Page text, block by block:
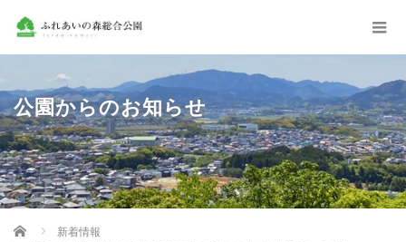
公園からのお知らせ
Home
新着情報